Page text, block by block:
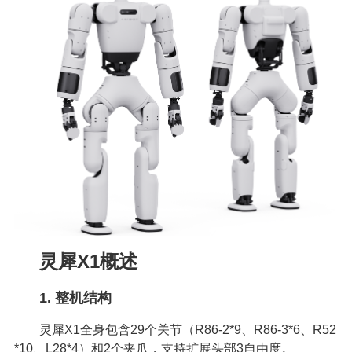
灵犀X1概述
1. 整机结构
灵犀X1全身包含29个关节（R86-2*9、R86-3*6、R52
*10、L28*4）和2个夹爪，支持扩展头部3自由度。